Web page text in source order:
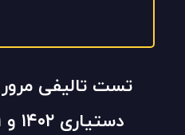
تست تالیفی مرور